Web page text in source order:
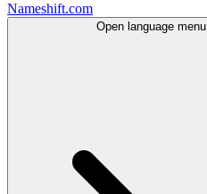
Nameshift.com
Open language menu